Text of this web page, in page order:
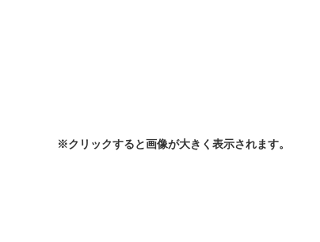
※クリックすると画像が大きく表示されます。